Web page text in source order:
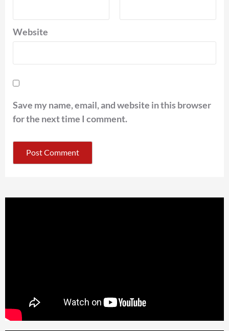
Website
Save my name, email, and website in this browser
for the next time I comment.